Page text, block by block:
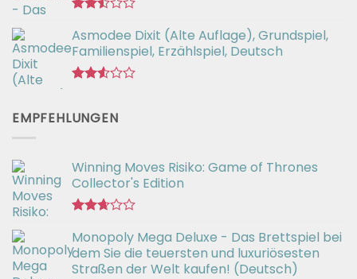
mit
2.49
von 5
Asmodee Dixit (Alte Auflage), Grundspiel,
Familienspiel, Erzählspiel, Deutsch
2.55
EMPFEHLUNGEN
Winning Moves Risiko: Game of Thrones
Collector's Edition
mit
2.66
von 5
Monopoly Mega Deluxe - Das Brettspiel bei
dem Sie die teuersten und luxuriösesten
Straßen der Welt kaufen! (Deutsch)